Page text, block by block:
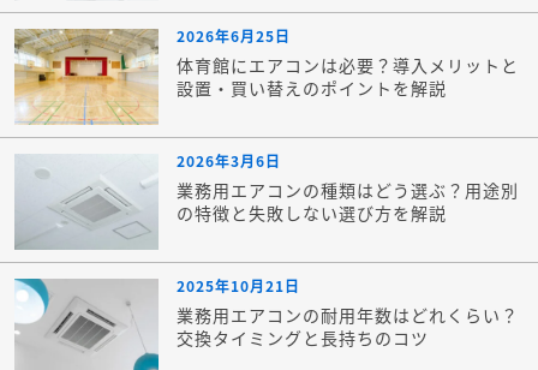
2026年6月25日
体育館にエアコンは必要？導入メリットと
設置・買い替えのポイントを解説
2026年3月6日
業務用エアコンの種類はどう選ぶ？用途別
の特徴と失敗しない選び方を解説
2025年10月21日
業務用エアコンの耐用年数はどれくらい？
交換タイミングと長持ちのコツ